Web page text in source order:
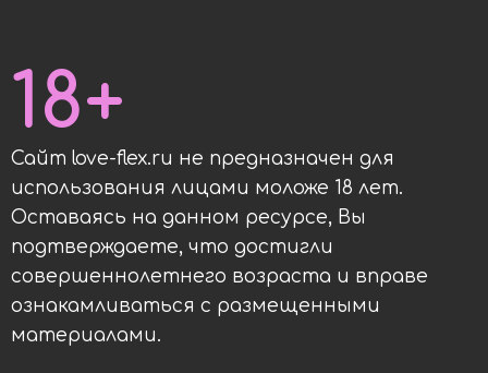
Сайт love-flex.ru не предназначен для
использования лицами моложе 18 лет.
Оставаясь на данном ресурсе, Вы
подтверждаете, что достигли
совершеннолетнего возраста и вправе
ознакамливаться с размещенными
материалами.
18+